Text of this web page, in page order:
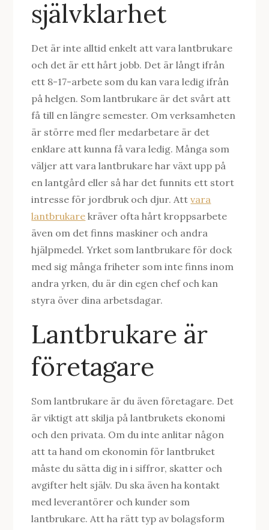
självklarhet
Det är inte alltid enkelt att vara lantbrukare
och det är ett hårt jobb. Det är långt ifrån
ett 8-17-arbete som du kan vara ledig ifrån
på helgen. Som lantbrukare är det svårt att
få till en längre semester. Om verksamheten
är större med fler medarbetare är det
enklare att kunna få vara ledig. Många som
väljer att vara lantbrukare har växt upp på
en lantgård eller så har det funnits ett stort
intresse för jordbruk och djur. Attvara
lantbrukare kräver ofta hårt kroppsarbete
även om det finns maskiner och andra
hjälpmedel. Yrket som lantbrukare för dock
med sig många friheter som inte finns inom
andra yrken, du är din egen chef och kan
styra över dina arbetsdagar.
Lantbrukare är
företagare
Som lantbrukare är du även företagare. Det
är viktigt att skilja på lantbrukets ekonomi
och den privata. Om du inte anlitar någon
att ta hand om ekonomin för lantbruket
måste du sätta dig in i siffror, skatter och
avgifter helt själv. Du ska även ha kontakt
med leverantörer och kunder som
lantbrukare. Att ha rätt typ av bolagsform